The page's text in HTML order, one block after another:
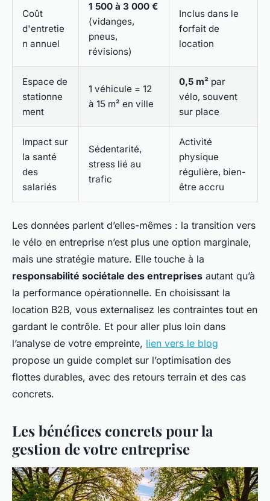
Coût
d'entretie
n annuel
1 500 à 3 000 €
(vidanges,
pneus,
révisions)
Inclus dans le
forfait de
location
Espace de
stationne
ment
1 véhicule = 12
à 15 m² en ville
0,5 m² par
vélo, souvent
sur place
Impact sur
la santé
des
salariés
Sédentarité,
stress lié au
trafic
Activité
physique
régulière, bien-
être accru
Les données parlent d’elles-mêmes : la transition vers
le vélo en entreprise n’est plus une option marginale,
mais une stratégie mature. Elle touche à la
responsabilité sociétale des entreprises autant qu’à
la performance opérationnelle. En choisissant la
location B2B, vous externalisez les contraintes tout en
gardant le contrôle. Et pour aller plus loin dans
l’analyse de votre empreinte, lien vers le blog
propose un guide complet sur l’optimisation des
flottes durables, avec des retours terrain et des cas
concrets.
Les bénéfices concrets pour la
gestion de votre entreprise